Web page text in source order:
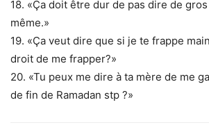
18. «Ça doit être dur de pas dire de
même.»
19. «Ça veut dire que si je te frappe
droit de me frapper?»
20. «Tu peux me dire à ta mère de me
de fin de Ramadan stp ?»